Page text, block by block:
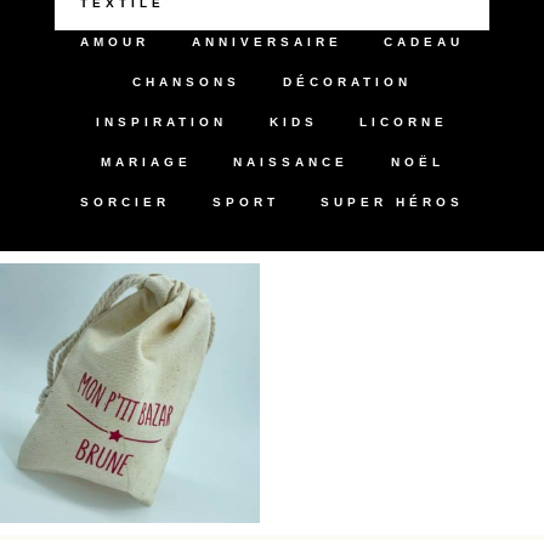
TEXTILE
AMOUR ANNIVERSAIRE CADEAU
CHANSONS DÉCORATION
INSPIRATION KIDS LICORNE
MARIAGE NAISSANCE NOËL
SORCIER SPORT SUPER HÉROS